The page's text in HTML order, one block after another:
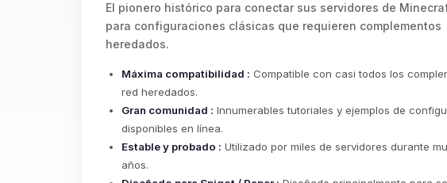
El pionero histórico para conectar sus servidores de
para configuraciones clásicas que requieren complementos
heredados.
Máxima compatibilidad : Compatible con casi todos los
red heredados.
Gran comunidad : Innumerables tutoriales y ejemplos de
disponibles en línea.
Estable y probado : Utilizado por miles de servidores durante
años.